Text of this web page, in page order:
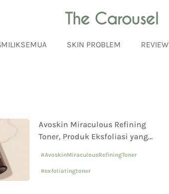
SKIN PROBLEM REVIEW
Avoskin Miraculous Refining
Toner, Produk Eksfoliasi yang
#AvoskinMiraculousRefiningToner
#exfoliatingtoner